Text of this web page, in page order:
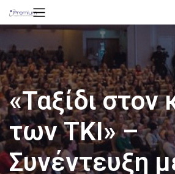
«Ταξίδι στον
των ΤΚΙ» –
Συνέντευξη